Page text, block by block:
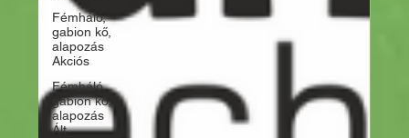
Fémháló,
gabion kő,
alapozás
Akciós
Fémháló,
gabion kő,
alapozás
Ált.